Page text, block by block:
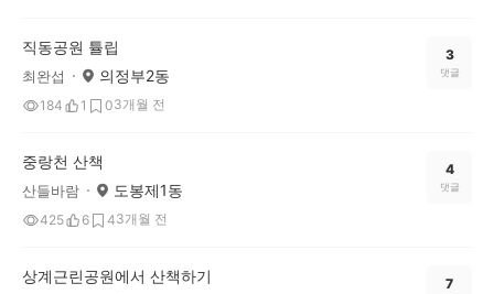
직동공원 튤립
최완섭 의정부2동
184 1 03개월 전
3
댓글
중랑천 산책
산들바람 도봉제1동
425 6 43개월 전
4
댓글
상계근린공원에서 산책하기 7